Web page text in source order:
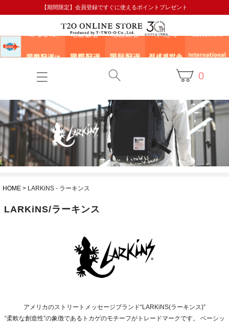
【期間限定】会員登録ですぐに使えるポイントプレゼント
0
HOME LARKiNS - ラーキンス
LARKiNS/ラーキンス
アメリカのストリートメッセージブランド“LARKiNS(ラーキンス)”
“柔軟な創造性”の象徴であるトカゲのモチーフがトレードマークです。 ベーシッ